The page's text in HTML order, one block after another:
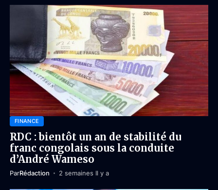
FINANCE
RDC : bientôt un an de stabilité du
franc congolais sous la conduite
d’André Wameso
ParRédaction 2 semaines Il y a